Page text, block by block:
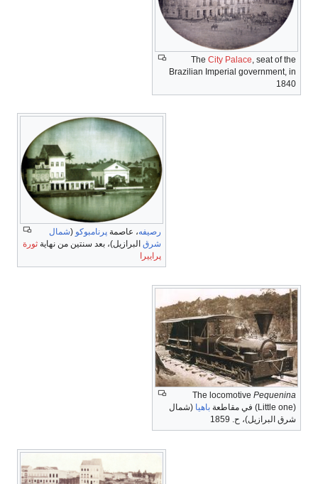
The City Palace, seat of the
Brazilian Imperial government, in
1840
رصيفه، عاصمة پرنامبوكو (شمال
شرق البرازيل)، بعد سنتين من نهاية ثورة
پراييرا
The locomotive Pequenina
(Little one) في مقاطعة
باهيا (شمال
شرق البرازيل)، ح. 1859